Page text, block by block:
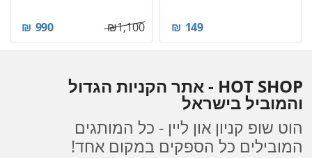
149
₪
1,100
₪
990
₪
HOT SHOP - אתר הקניות הגדול
והמוביל בישראל
הוט שופ קניון און ליין - כל המותגים
המובילים כל הספקים במקום אחד!